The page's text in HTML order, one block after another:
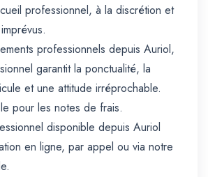
professionnel, à la discrétion et
professionnels depuis Auriol,
garantit la ponctualité, la
et une attitude irréprochable.
pour les notes de frais.
disponible depuis Auriol
en ligne, par appel ou via notre